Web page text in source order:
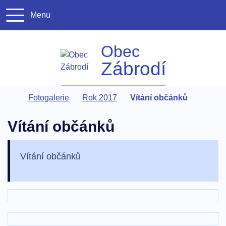
Menu
Obec
Zábrodí
Úvodní stránka
Fotogalerie Rok 2017 Vítání občánků
Vítání občánků
Vítání občánků